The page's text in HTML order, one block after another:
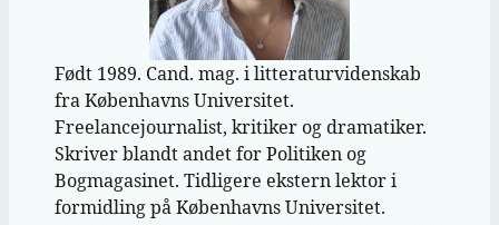
Født 1989. Cand. mag. i litteraturvidenskab
fra Københavns Universitet.
Freelancejournalist, kritiker og dramatiker.
Skriver blandt andet for Politiken og
Bogmagasinet. Tidligere ekstern lektor i
formidling på Københavns Universitet.